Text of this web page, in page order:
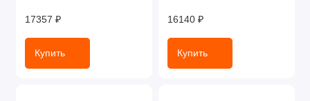
17357 ₽
Купить
16140 ₽
Купить